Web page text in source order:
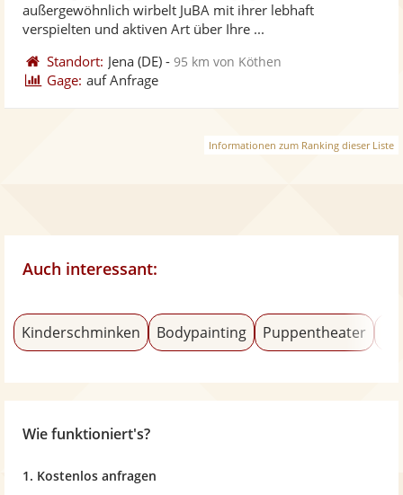
außergewöhnlich wirbelt JuBA mit ihrer lebhaft
verspielten und aktiven Art über Ihre ...
Standort: Jena (DE) -95 km von Köthen
Gage: auf Anfrage
Informationen zum Ranking dieser Liste
Auch interessant:
Kinderschminken Bodypainting Puppentheater
Wie funktioniert's?
1. Kostenlos anfragen